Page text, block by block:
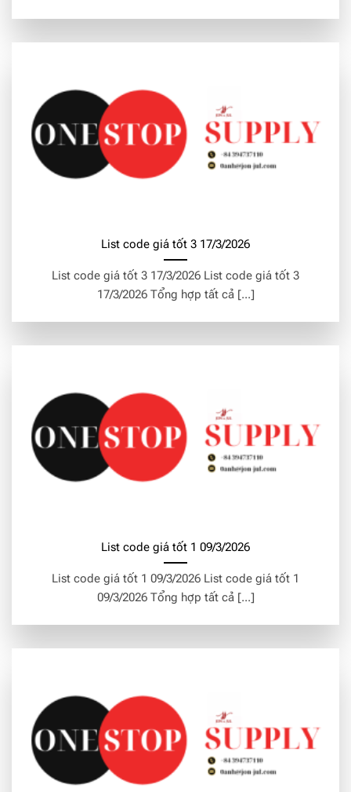
List code giá tốt 3 17/3/2026
List code giá tốt 3 17/3/2026 List code giá tốt 3
17/3/2026 Tổng hợp tất cả [...]
List code giá tốt 1 09/3/2026
List code giá tốt 1 09/3/2026 List code giá tốt 1
09/3/2026 Tổng hợp tất cả [...]